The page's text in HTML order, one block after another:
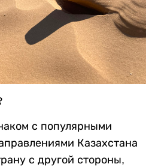
с популярными
Казахстана
с другой стороны,